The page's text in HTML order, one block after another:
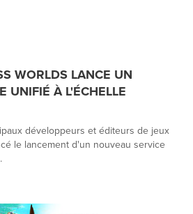
WORLDS LANCE UN
UNIFIÉ À L'ÉCHELLE
développeurs et éditeurs de jeux
le lancement d'un nouveau service